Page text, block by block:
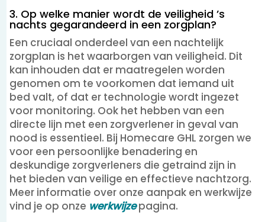
3. Op welke manier wordt de veiligheid ’s
nachts gegarandeerd in een zorgplan?
Een cruciaal onderdeel van een nachtelijk
zorgplan is het waarborgen van veiligheid. Dit
kan inhouden dat er maatregelen worden
genomen om te voorkomen dat iemand uit
bed valt, of dat er technologie wordt ingezet
voor monitoring. Ook het hebben van een
directe lijn met een zorgverlener in geval van
nood is essentieel. Bij Homecare GHL zorgen we
voor een persoonlijke benadering en
deskundige zorgverleners die getraind zijn in
het bieden van veilige en effectieve nachtzorg.
Meer informatie over onze aanpak en werkwijze
vind je op onze werkwijzepagina.